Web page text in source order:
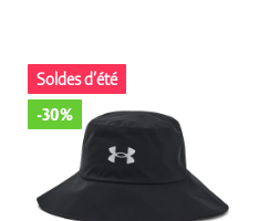
Soldes d’été
-30%